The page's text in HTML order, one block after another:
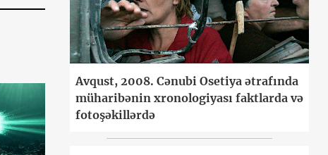
Avqust, 2008. Cənubi Osetiya ətrafında
müharibənin xronologiyası faktlarda və
fotoşəkillərdə